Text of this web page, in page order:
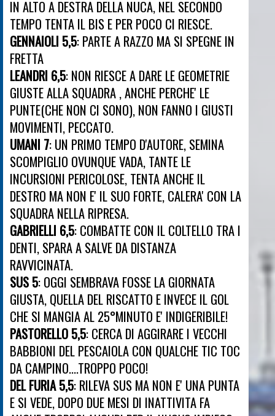
IN ALTO A DESTRA DELLA NUCA, NEL SECONDO
TEMPO TENTA IL BIS E PER POCO CI RIESCE.
GENNAIOLI 5,5: PARTE A RAZZO MA SI SPEGNE IN
FRETTA
LEANDRI 6,5: NON RIESCE A DARE LE GEOMETRIE
GIUSTE ALLA SQUADRA , ANCHE PERCHE' LE
PUNTE(CHE NON CI SONO), NON FANNO I GIUSTI
MOVIMENTI, PECCATO.
UMANI 7: UN PRIMO TEMPO D'AUTORE, SEMINA
SCOMPIGLIO OVUNQUE VADA, TANTE LE
INCURSIONI PERICOLOSE, TENTA ANCHE IL
DESTRO MA NON E' IL SUO FORTE, CALERA' CON LA
SQUADRA NELLA RIPRESA.
GABRIELLI 6,5: COMBATTE CON IL COLTELLO TRA I
DENTI, SPARA A SALVE DA DISTANZA
RAVVICINATA.
SUS 5: OGGI SEMBRAVA FOSSE LA GIORNATA
GIUSTA, QUELLA DEL RISCATTO E INVECE IL GOL
CHE SI MANGIA AL 25°MINUTO E' INDIGERIBILE!
PASTORELLO 5,5: CERCA DI AGGIRARE I VECCHI
BABBIONI DEL PESCAIOLA CON QUALCHE TIC TOC
DA CAMPINO....TROPPO POCO!
DEL FURIA 5,5: RILEVA SUS MA NON E' UNA PUNTA
E SI VEDE, DOPO DUE MESI DI INATTIVITA FA